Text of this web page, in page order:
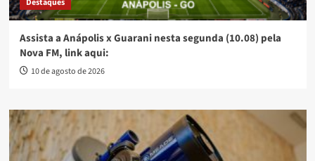
Destaques
Assista a Anápolis x Guarani nesta segunda (10.08) pela
Nova FM, link aqui:
10 de agosto de 2026